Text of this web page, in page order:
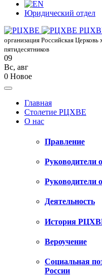
Юридический отдел
организация Российская Церковь
пятидесятников
09
Вс, авг
0 Новое
Главная
Столетие РЦХВЕ
О нас
Правление
Руководители
Руководители
Деятельность
История
Вероучение
Социальная
России